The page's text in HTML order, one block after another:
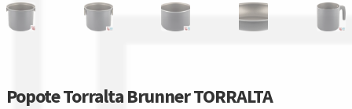
Garanzia del produttore
Popote Torralta Brunner TORRALTA